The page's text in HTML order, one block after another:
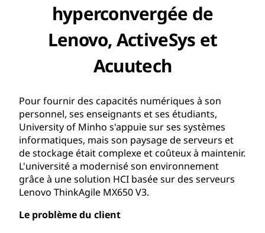
hyperconvergée de
Lenovo, ActiveSys et
Acuutech
Pour fournir des capacités numériques à son
personnel, ses enseignants et ses étudiants,
University of Minho s'appuie sur ses systèmes
informatiques, mais son paysage de serveurs et
de stockage était complexe et coûteux à maintenir.
L'université a modernisé son environnement
grâce à une solution HCI basée sur des serveurs
Lenovo ThinkAgile MX650 V3.
Le problème du client